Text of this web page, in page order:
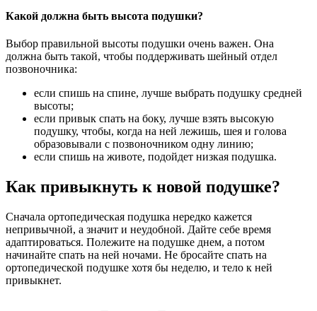
Какой должна быть высота подушки?
Выбор правильной высоты подушки очень важен. Она
должна быть такой, чтобы поддерживать шейный отдел
позвоночника:
если спишь на спине, лучше выбрать подушку средней
высоты;
если привык спать на боку, лучше взять высокую
подушку, чтобы, когда на ней лежишь, шея и голова
образовывали с позвоночником одну линию;
если спишь на животе, подойдет низкая подушка.
Как привыкнуть к новой подушке?
Сначала ортопедическая подушка нередко кажется
непривычной, а значит и неудобной. Дайте себе время
адаптироваться. Полежите на подушке днем, а потом
начинайте спать на ней ночами. Не бросайте спать на
ортопедической подушке хотя бы неделю, и тело к ней
привыкнет.